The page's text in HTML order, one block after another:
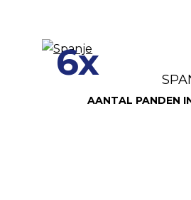
6x
AANTAL PANDEN